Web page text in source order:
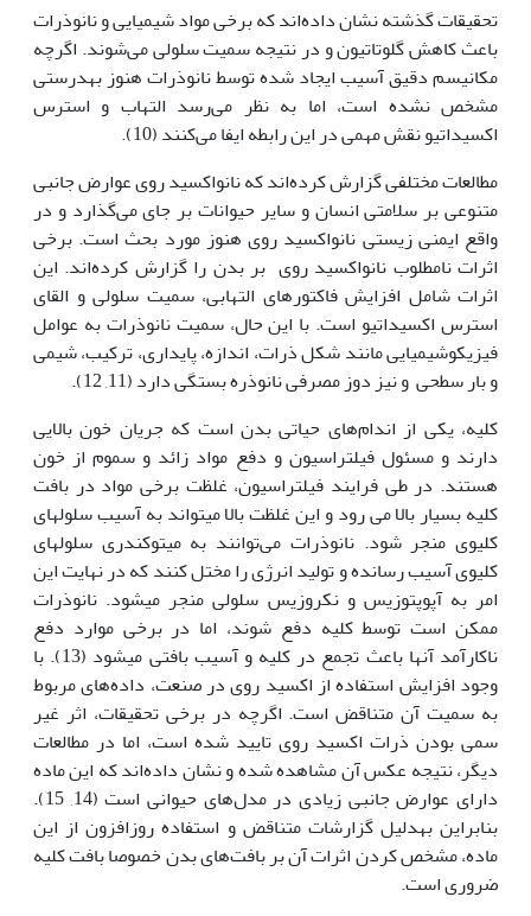
تحقیقات گذشته نشان داده‌اند که برخی مواد شیمیایی و نانوذرات
باعث کاهش گلوتاتیون و در نتیجه سمیت سلولی می‌شوند. اگرچه
مکانیسم دقیق آسیب ایجاد شده توسط نانوذرات هنوز به‫درستی
مشخص نشده است، اما به نظر می‌رسد التهاب و استرس
اکسیداتیو نقش مهمی در این رابطه ایفا می‌کنند (10).
مطالعات مختلفی گزارش کرده‌اند که نانواکسید روی عوارض جانبی
متنوعی بر سلامتی انسان و سایر حیوانات بر جای می‌گذارد و در
واقع ایمنی زیستی نانواکسید روی هنوز مورد بحث است. برخی
اثرات نامطلوب نانواکسید روی بر بدن را گزارش کرده‌اند. این
اثرات شامل افزایش فاکتورهای التهابی، سمیت سلولی و القای
استرس اکسیداتیو است. با این حال، سمیت نانوذرات به عوامل
فیزیکوشیمیایی مانند شکل ذرات، اندازه، پایداری، ترکیب، شیمی
و بار سطحی و نیز دوز مصرفی نانوذره بستگی دارد (11, 12).
کلیه، یکی از اندام‌های حیاتی بدن است که جریان خون بالایی
دارند و مسئول فیلتراسیون و دفع مواد زائد و سموم از خون
هستند. در طی فرایند فیلتراسیون، غلظت برخی مواد در بافت
کلیه بسیار بالا می رود و این غلظت بالا می‫تواند به آسیب سلول‫های
کلیوی منجر شود. نانوذرات می‌توانند به میتوکندری سلول‫های
کلیوی آسیب رسانده و تولید انرژی را مختل کنند که در نهایت این
امر به آپوپتوزیس و نکروزیس سلولی منجر می‫شود. نانوذرات
ممکن است توسط کلیه دفع شوند، اما در برخی موارد دفع
ناکارآمد آن‫ها باعث تجمع در کلیه و آسیب بافتی می‫شود (13). با
وجود افزایش استفاده از اکسید روی در صنعت، داده‌های مربوط
به سمیت آن متناقض است. اگرچه در برخی تحقیقات، اثر غیر
سمی بودن ذرات اکسید روی تایید شده است، اما در مطالعات
دیگر، نتیجه عکس آن مشاهده شده و نشان داده‌اند که این ماده
دارای عوارض جانبی زیادی در مدل‌های حیوانی است (14, 15).
بنابراین به‫دلیل گزارشات متناقض و استفاده روزافزون از این
ماده، مشخص کردن اثرات آن بر بافت‌های بدن خصوصا بافت کلیه
ضروری است.